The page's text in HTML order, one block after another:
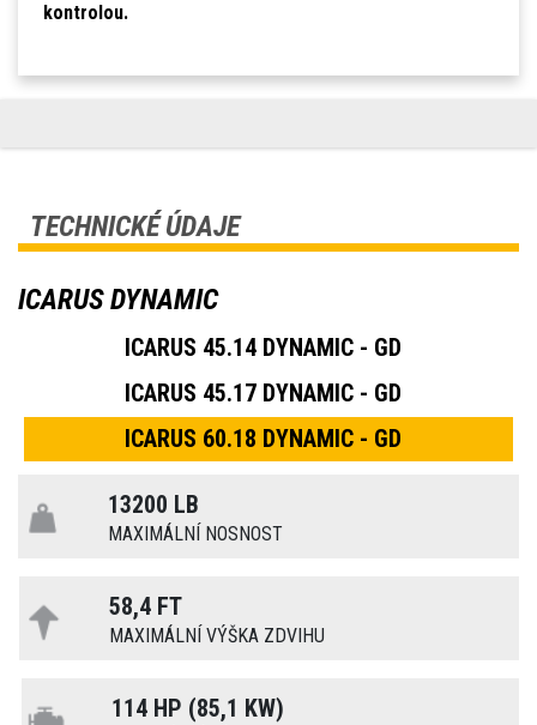
kontrolou.
TECHNICKÉ ÚDAJE
ICARUS DYNAMIC
ICARUS 45.14 DYNAMIC - GD
ICARUS 45.17 DYNAMIC - GD
ICARUS 60.18 DYNAMIC - GD
13200 LB
MAXIMÁLNÍ NOSNOST
58,4 FT
MAXIMÁLNÍ VÝŠKA ZDVIHU
114 HP (85,1 KW)